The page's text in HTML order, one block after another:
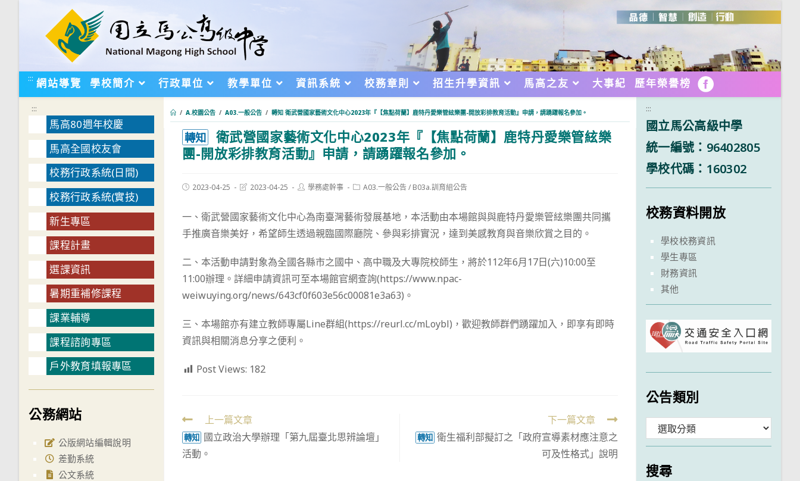
::: 網站導覽 學校簡介 行政單位 教學單位 資訊系統 校務章則 招生升學資訊 馬高之友 大事紀 歷年榮譽榜 FB
/ A.校園公告 / A03.一般公告 / 轉知 衛武營國家藝術文化中心2023年『【焦點荷蘭】鹿特丹愛樂管絃樂團-開放彩排教育活動』申請，請踴躍報名參加。
轉知
衛武營國家藝術文化中心2023年『【焦點荷蘭】鹿特丹愛樂管絃樂
團-開放彩排教育活動』申請，請踴躍報名參加。
Post2023-04-25
Post2023-04-25
Post學務處幹事
PostA03.一般公告/ B03a.訓育組公告
一、衛武營國家藝術文化中心為南臺灣藝術發展基地，本活動由本場館與與鹿特丹愛樂管絃樂團共同攜
手推廣音樂美好，希望師生透過親臨國際廳院、參與彩排實況，達到美感教育與音樂欣賞之目的。
二、本活動申請對象為全國各縣市之國中、高中職及大專院校師生，將於112年6月17日(六)10:00至
11:00辦理。詳細申請資訊可至本場館官網查詢(https://www.npac-
weiwuying.org/news/643cf0f603e56c00081e3a63)。
三、本場館亦有建立教師專屬Line群組(https://reurl.cc/mLoybl)，歡迎教師群們踴躍加入，即享有即時
資訊與相關消息分享之便利。
Post Views: 182
Read
more
articles
上一篇文章
轉知 國立政治大學辦理「第九屆臺北思辨論壇」
活動。
下一篇文章
轉知 衛生福利部擬訂之「政府宣導素材應注意之
可及性格式」說明
:::
馬高80週年校慶
馬高全國校友會
校務行政系統(日間)
校務行政系統(實技)
新生專區
課程計畫
選課資訊
暑期重補修課程
課業輔導
課程諮詢專區
戶外教育填報專區
公務網站
公版網站編輯說明
差勤系統
公文系統
:::
國立馬公高級中學
統一編號：96402805
學校代碼：160302
校務資料開放
學校校務資訊
學生專區
財務資訊
其他
公告類別
類
搜尋